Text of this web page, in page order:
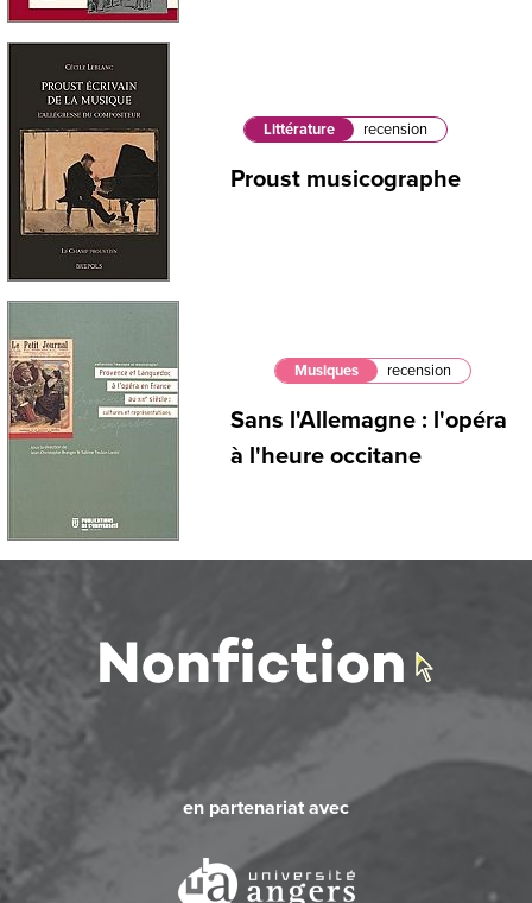
Littérature recension
Proust musicographe
Musiques recension
Sans l'Allemagne : l'opéra
à l'heure occitane
en partenariat avec